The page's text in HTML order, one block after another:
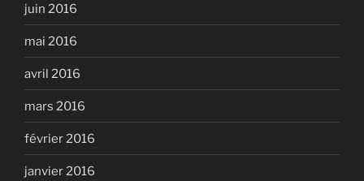
juin 2016
mai 2016
avril 2016
mars 2016
février 2016
janvier 2016